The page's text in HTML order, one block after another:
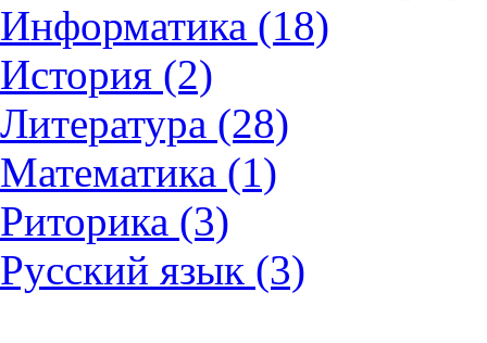
Информатика (18)
История (2)
Литература (28)
Математика (1)
Риторика (3)
Русский язык (3)